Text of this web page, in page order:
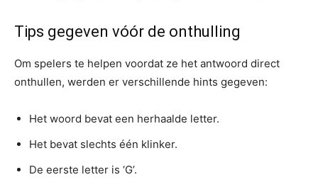
Tips gegeven vóór de onthulling
Om spelers te helpen voordat ze het antwoord direct
onthullen, werden er verschillende hints gegeven:
Het woord bevat een herhaalde letter.
Het bevat slechts één klinker.
De eerste letter is ‘G’.